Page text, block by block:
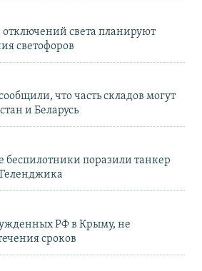
отключений света планируют
светофоров
что часть складов могут
и Беларусь
беспилотники поразили танкер
Геленджика
РФ в Крыму, не
сроков